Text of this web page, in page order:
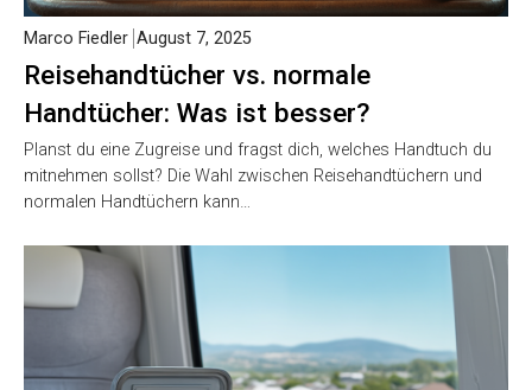
Reisehandtücher vs. normale
Handtücher: Was ist besser?
Marco Fiedler August 7, 2025
Planst du eine Zugreise und fragst dich, welches Handtuch du
mitnehmen sollst? Die Wahl zwischen Reisehandtüchern und
normalen Handtüchern kann…